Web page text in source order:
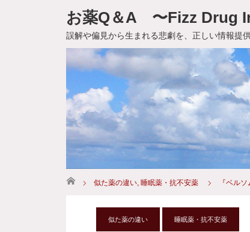
お薬Q＆A 〜Fizz Drug
誤解や偏見から生まれる悲劇を、正しい情報提
ホーム 似た薬の違い, 睡眠薬・抗不安薬 『ベル
似た薬の違い 睡眠薬・抗不安薬